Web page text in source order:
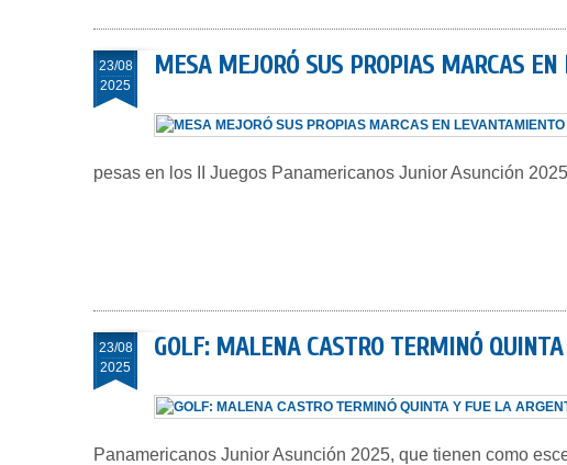
23/08
2025
MESA MEJORÓ SUS PROPIAS MARCAS
pesas en los II Juegos Panamericanos Junior Asunción
23/08
2025
GOLF: MALENA CASTRO TERMINÓ
Panamericanos Junior Asunción 2025, que tienen como